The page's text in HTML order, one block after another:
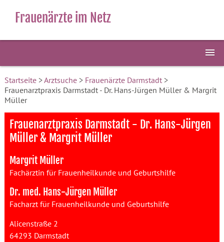
Frauenärzte im Netz
Startseite>Arztsuche> Frauenärzte Darmstadt>
Frauenarztpraxis Darmstadt - Dr. Hans-Jürgen Müller & Margrit
Müller
Frauenarztpraxis Darmstadt - Dr. Hans-Jürgen
Müller & Margrit Müller
Margrit Müller
Fachärztin für Frauenheilkunde und Geburtshilfe
Dr. med. Hans-Jürgen Müller
Facharzt für Frauenheilkunde und Geburtshilfe
Alicenstraße 2
64293 Darmstadt